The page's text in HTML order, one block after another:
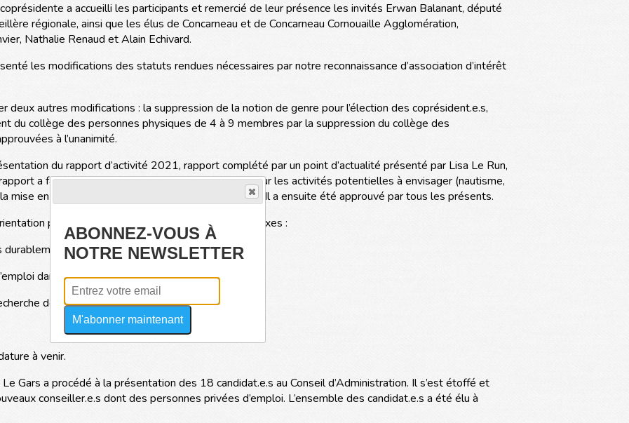
a accueilli les participants et remercié de leur présence les invités Erwan Balanant, député
régionale, ainsi que les élus de Concarneau et de Concarneau Cornouaille Agglomération,
Nathalie Renaud et Alain Echivard.
les modifications des statuts rendues nécessaires par notre reconnaissance d’association d’intérêt
deux autres modifications : la suppression de la notion de genre pour l’élection des coprésident.e.s,
du collège des personnes physiques de 4 à 9 membres par la suppression du collège des
à l’unanimité.
du rapport d’activité 2021, rapport complété par un point d’actualité présenté par Lisa Le Run,
a fait l’objet de contributions des participants sur les activités potentielles à envisager (nautisme,
mise en place de la future entreprise à but d’emploi. Il a ensuite été approuvé par tous les présents.
pour la mandature à venir. Il se décline en 4 axes :
privées d’emploi,
dans la construction du projet
de besoins nouveaux et non concurrentiels
à venir.
Gars a procédé à la présentation des 18 candidat.e.s au Conseil d’Administration. Il s’est étoffé et
conseiller.e.s dont des personnes privées d’emploi. L’ensemble des candidat.e.s a été élu à
ABONNEZ-VOUS À
NOTRE NEWSLETTER
M'abonner maintenant